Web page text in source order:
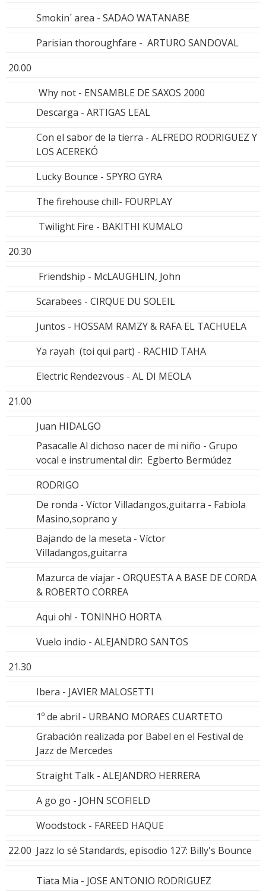
Smokin´ area - SADAO WATANABE
Parisian thoroughfare - ARTURO SANDOVAL
20.00
Why not - ENSAMBLE DE SAXOS 2000
Descarga - ARTIGAS LEAL
Con el sabor de la tierra - ALFREDO RODRIGUEZ Y
LOS ACEREKÓ
Lucky Bounce - SPYRO GYRA
The firehouse chill- FOURPLAY
Twilight Fire - BAKITHI KUMALO
20.30
Friendship - McLAUGHLIN, John
Scarabees - CIRQUE DU SOLEIL
Juntos - HOSSAM RAMZY & RAFA EL TACHUELA
Ya rayah (toi qui part) - RACHID TAHA
Electric Rendezvous - AL DI MEOLA
21.00
Juan HIDALGO
Pasacalle Al dichoso nacer de mi niño - Grupo
vocal e instrumental dir: Egberto Bermúdez
RODRIGO
De ronda - Víctor Villadangos,guitarra - Fabiola
Masino,soprano y
Bajando de la meseta - Víctor
Villadangos,guitarra
Mazurca de viajar - ORQUESTA A BASE DE CORDA
& ROBERTO CORREA
Aqui oh! - TONINHO HORTA
Vuelo indio - ALEJANDRO SANTOS
21.30
Ibera - JAVIER MALOSETTI
1º de abril - URBANO MORAES CUARTETO
Grabación realizada por Babel en el Festival de
Jazz de Mercedes
Straight Talk - ALEJANDRO HERRERA
A go go - JOHN SCOFIELD
Woodstock - FAREED HAQUE
22.00 Jazz lo sé Standards, episodio 127: Billy's Bounce
Tiata Mia - JOSE ANTONIO RODRIGUEZ